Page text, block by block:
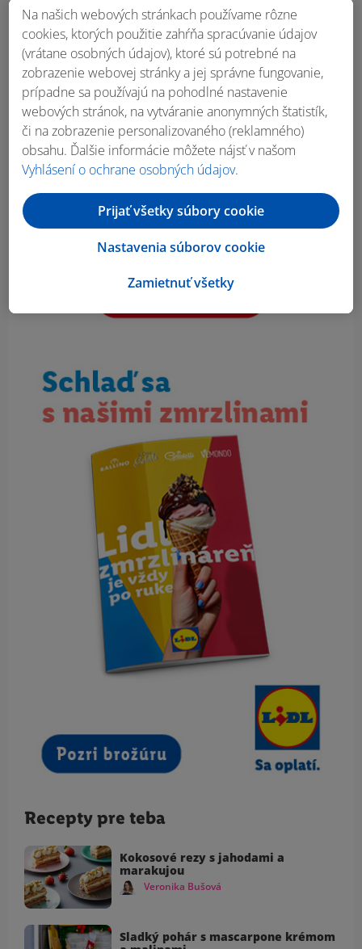
Recepty pre teba
Kokosové rezy s jahodami a
marakujou
Veronika Bušová
Sladký pohár s mascarpone krémom
Na našich webových stránkach používame rôzne
cookies, ktorých použitie zahŕňa spracúvanie údajov
(vrátane osobných údajov), ktoré sú potrebné na
zobrazenie webovej stránky a jej správne fungovanie,
prípadne sa používajú na pohodlné nastavenie
webových stránok, na vytváranie anonymných štatistík,
či na zobrazenie personalizovaného (reklamného)
obsahu. Ďalšie informácie môžete nájsť v našom
Vyhlásení o ochrane osobných údajov.
Zamietnuť všetky
Nastavenia súborov cookie
Prijať všetky súbory cookie